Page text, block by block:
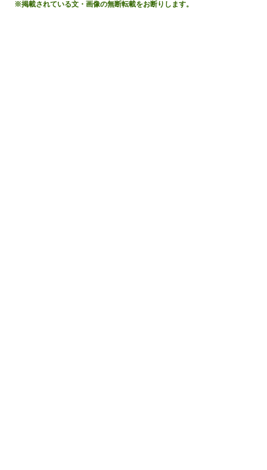
※掲載されている文・画像の無断転載をお断りします。